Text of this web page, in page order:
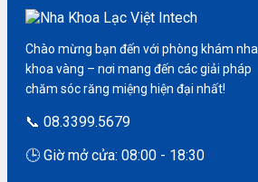
Chào mừng bạn đến với phòng khám nha
khoa vàng – nơi mang đến các giải pháp
chăm sóc răng miệng hiện đại nhất!
📞 08.3399.5679
🕒 Giờ mở cửa: 08:00 - 18:30